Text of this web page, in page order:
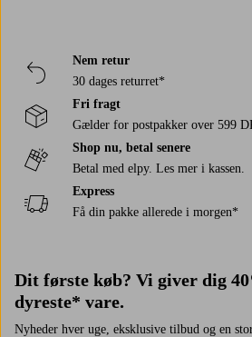
Nem retur
30 dages returret*
Fri fragt
Gælder for postpakker over 599
Shop nu, betal senere
Betal med elpy. Les mer i kassen.
Express
Få din pakke allerede i morgen*
Dit første køb? Vi giver dig
dyreste* vare.
Nyheder hver uge, eksklusive tilbud og en